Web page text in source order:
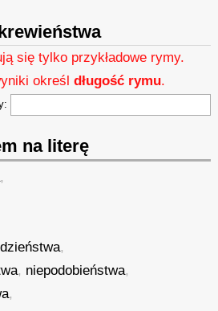
się tylko przykładowe rymy.
określdługość rymu.
na literę
,
,
, niepodobieństwa,
,